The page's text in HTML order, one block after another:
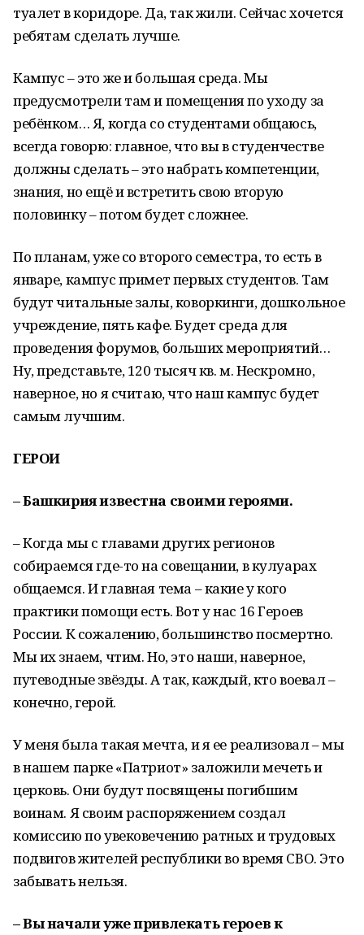
туалет в коридоре. Да, так жили. Сейчас хочется
ребятам сделать лучше.
Кампус – это же и большая среда. Мы
предусмотрели там и помещения по уходу за
ребёнком… Я, когда со студентами общаюсь,
всегда говорю: главное, что вы в студенчестве
должны сделать – это набрать компетенции,
знания, но ещё и встретить свою вторую
половинку – потом будет сложнее.
По планам, уже со второго семестра, то есть в
январе, кампус примет первых студентов. Там
будут читальные залы, коворкинги, дошкольное
учреждение, пять кафе. Будет среда для
проведения форумов, больших мероприятий…
Ну, представьте, 120 тысяч кв. м. Нескромно,
наверное, но я считаю, что наш кампус будет
самым лучшим.
ГЕРОИ
– Башкирия известна своими героями.
– Когда мы с главами других регионов
собираемся где-то на совещании, в кулуарах
общаемся. И главная тема – какие у кого
практики помощи есть. Вот у нас 16 Героев
России. К сожалению, большинство посмертно.
Мы их знаем, чтим. Но, это наши, наверное,
путеводные звёзды. А так, каждый, кто воевал –
конечно, герой.
У меня была такая мечта, и я ее реализовал – мы
в нашем парке «Патриот» заложили мечеть и
церковь. Они будут посвящены погибшим
воинам. Я своим распоряжением создал
комиссию по увековечению ратных и трудовых
подвигов жителей республики во время СВО. Это
забывать нельзя.
– Вы начали уже привлекать героев к